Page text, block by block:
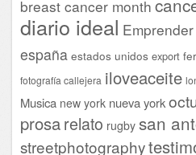
breast cancer month
diario ideal Emprender
españa estados unidos export
fotografía callejera iloveaceite
Musica new york nueva york
prosarelato rugby san
streetphotography